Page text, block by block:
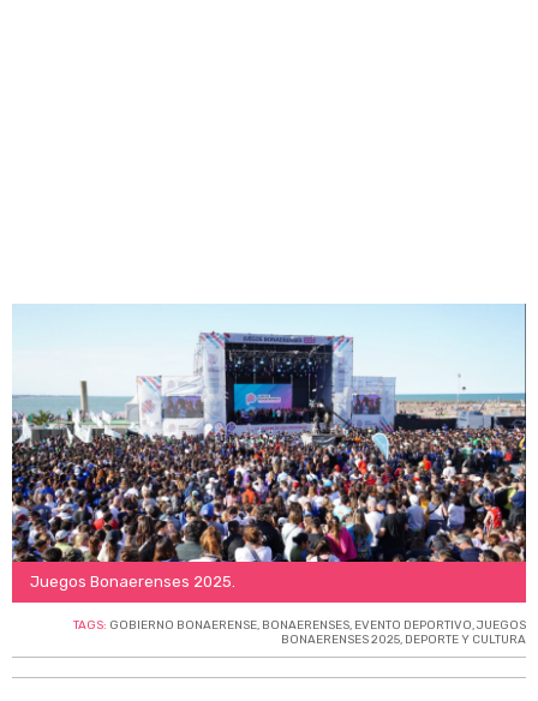
Juegos Bonaerenses 2025.
TAGS: GOBIERNO BONAERENSE, BONAERENSES, EVENTO DEPORTIVO,JUEGOS
BONAERENSES 2025, DEPORTE Y CULTURA